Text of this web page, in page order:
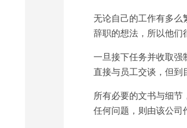
无论自己的工作有多么
辞职的想法，所以他们
一旦接下任务并收取强
直接与员工交谈，但到
所有必要的文书与细
任何问题，则由该公司